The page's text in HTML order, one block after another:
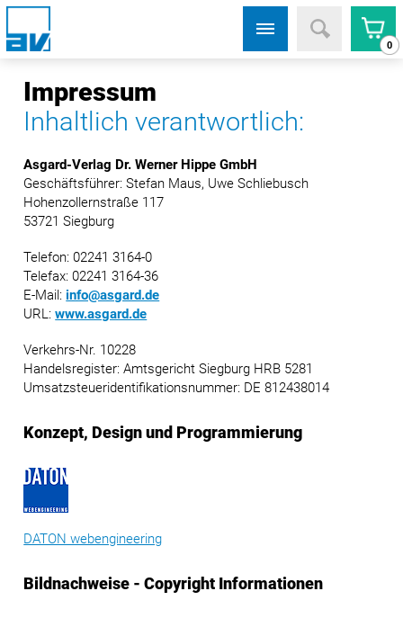
0
Impressum
Inhaltlich verantwortlich:
Asgard-Verlag Dr. Werner Hippe GmbH
Geschäftsführer: Stefan Maus, Uwe Schliebusch
Hohenzollernstraße 117
53721 Siegburg
Telefon: 02241 3164-0
Telefax: 02241 3164-36
E-Mail:info@asgard.de
URL:www.asgard.de
Verkehrs-Nr. 10228
Handelsregister: Amtsgericht Siegburg HRB 5281
Umsatzsteueridentifikationsnummer: DE 812438014
Konzept, Design und Programmierung
DATON webengineering
Bildnachweise - Copyright Informationen